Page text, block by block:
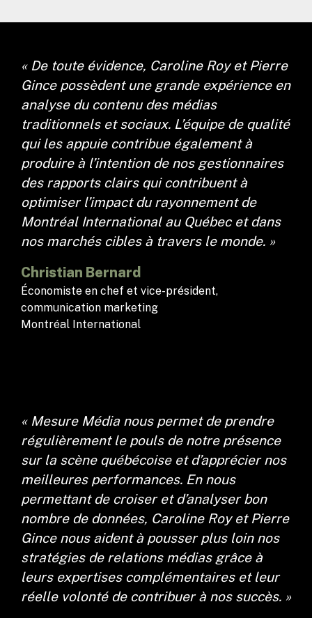
« De toute évidence, Caroline Roy et Pierre
Gince possèdent une grande expérience en
analyse du contenu des médias
traditionnels et sociaux. L’équipe de qualité
qui les appuie contribue également à
produire à l’intention de nos gestionnaires
des rapports clairs qui contribuent à
optimiser l’impact du rayonnement de
Montréal International au Québec et dans
nos marchés cibles à travers le monde. »
Christian Bernard
Économiste en chef et vice-président,
communication marketing
Montréal International
« Mesure Média nous permet de prendre
régulièrement le pouls de notre présence
sur la scène québécoise et d’apprécier nos
meilleures performances. En nous
permettant de croiser et d’analyser bon
nombre de données, Caroline Roy et Pierre
Gince nous aident à pousser plus loin nos
stratégies de relations médias grâce à
leurs expertises complémentaires et leur
réelle volonté de contribuer à nos succès. »